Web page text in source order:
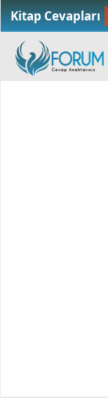
Kitap Cevapları